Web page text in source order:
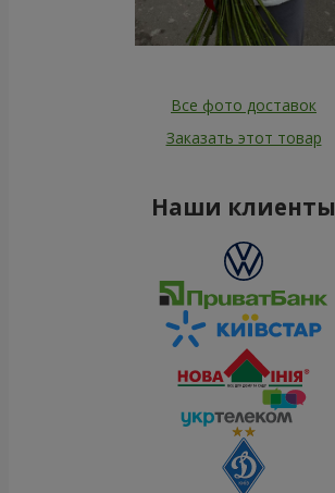
Все фото доставок
Заказать этот товар
Наши клиенты